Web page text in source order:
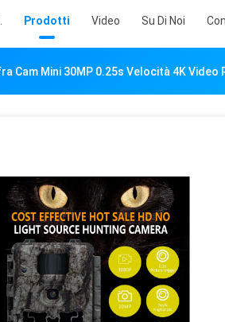
Prodotti Video Su Di Noi
Cam Mini 30MP 0.25s Velocità 4K